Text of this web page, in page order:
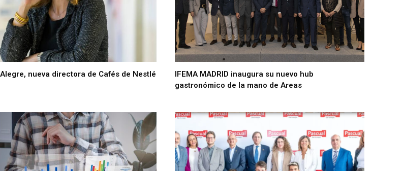
nueva directora de Cafés de Nestlé
IFEMA MADRID inaugura su nuevo hub
gastronómico de la mano de Areas